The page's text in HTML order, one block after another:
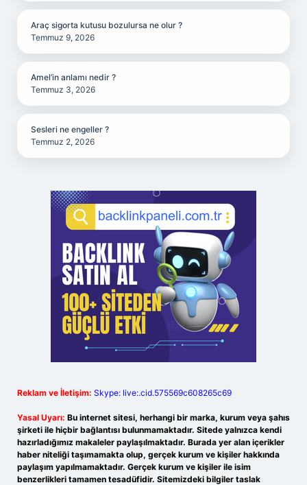
Araç sigorta kutusu bozulursa ne olur ?
Temmuz 9, 2026
Amel’in anlamı nedir ?
Temmuz 3, 2026
Sesleri ne engeller ?
Temmuz 2, 2026
Reklam ve İletişim: Skype: live:.cid.575569c608265c69
Yasal Uyarı: Bu internet sitesi, herhangi bir marka, kurum veya şahıs
şirketi ile hiçbir bağlantısı bulunmamaktadır. Sitede yalnızca kendi
hazırladığımız makaleler paylaşılmaktadır. Burada yer alan içerikler
haber niteliği taşımamakta olup, gerçek kurum ve kişiler hakkında
paylaşım yapılmamaktadır. Gerçek kurum ve kişiler ile isim
benzerlikleri tamamen tesadüfidir. Sitemizdeki bilgiler taslak